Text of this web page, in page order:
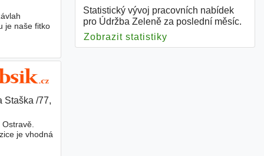
je naše fitko
Staška /77,
je vhodná
Statistický vývoj pracovních nabídek
pro Údržba Zeleně za poslední měsíc.
Zobrazit statistiky